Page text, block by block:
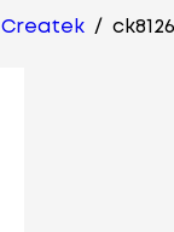
Createk / ck8126